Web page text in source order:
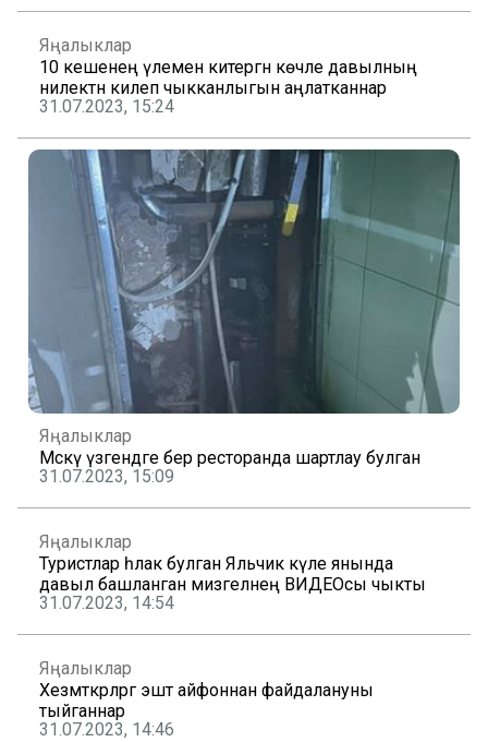
Яңалыклар
10 кешенең үлеменә китергән көчле давылның
нилектән килеп чыкканлыгын аңлатканнар
31.07.2023, 15:24
Яңалыклар
Мәскәү үзәгендәге бер ресторанда шартлау булган
31.07.2023, 15:09
Яңалыклар
Туристлар һәлак булган Яльчик күле янында
давыл башланган мизгелнең ВИДЕОсы чыкты
31.07.2023, 14:54
Яңалыклар
Хезмәткәрләргә эштә айфоннан файдалануны
тыйганнар
31.07.2023, 14:46